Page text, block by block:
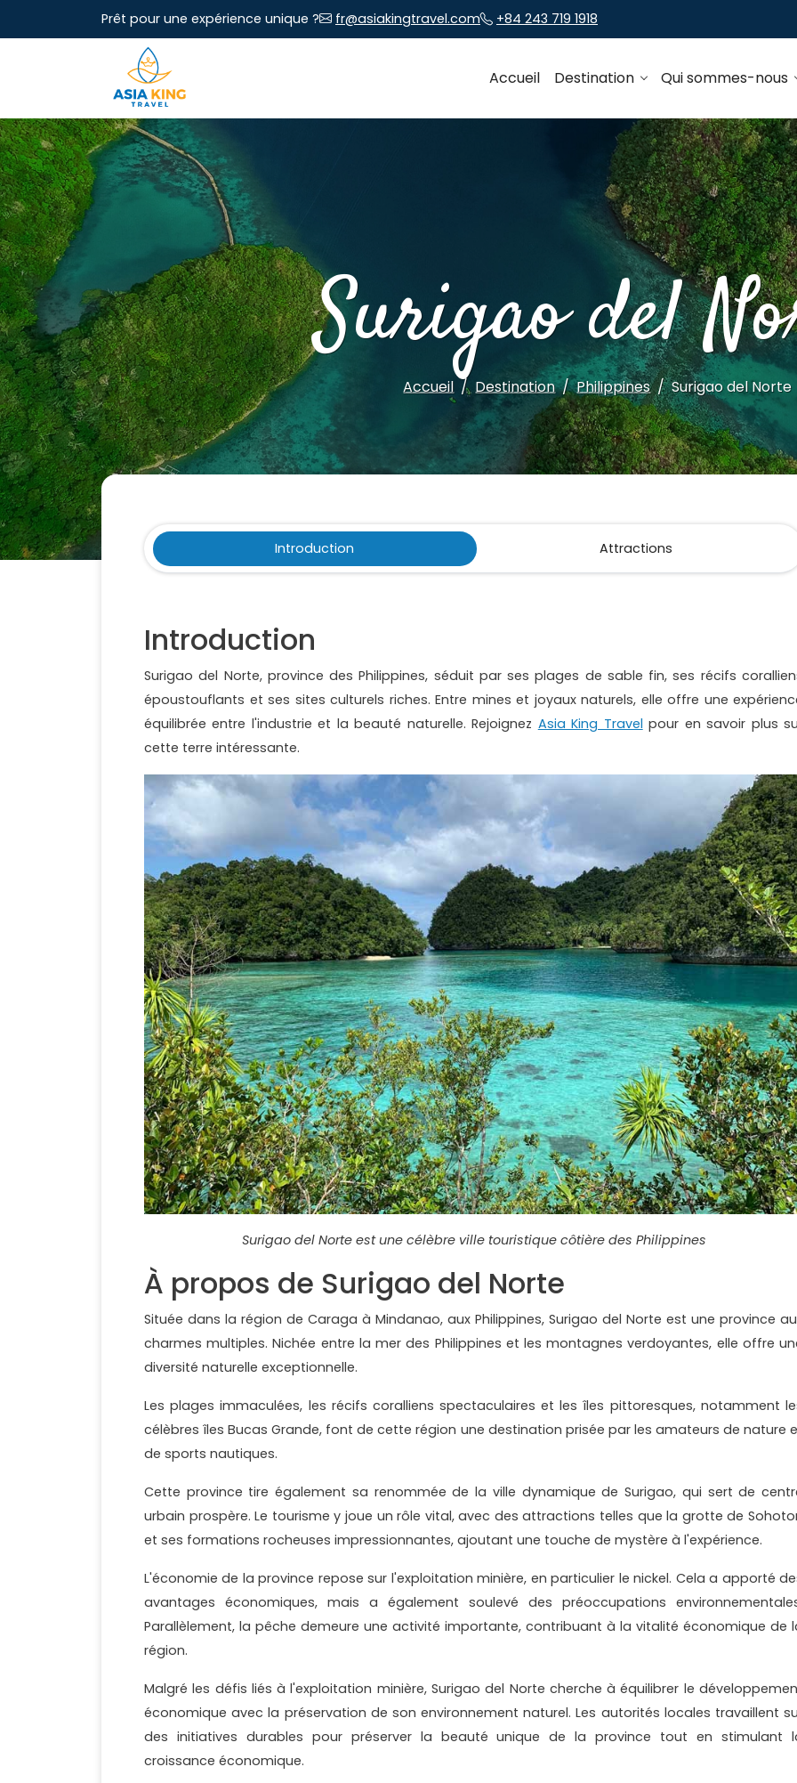
Prêt pour une expérience unique ? fr@asiakingtravel.com +84 243 719 1918
Accueil Destination Qui sommes-nous
Surigao del
Accueil Destination Philippines Surigao del Norte
Introduction Attractions
Introduction
Surigao del Norte, province des Philippines, séduit par ses plages de sable fin, ses récifs
époustouflants et ses sites culturels riches. Entre mines et joyaux naturels, elle offre une
équilibrée entre l'industrie et la beauté naturelle. Rejoignez Asia King Travel pour en savoir plus
cette terre intéressante.
Surigao del Norte est une célèbre ville touristique côtière des Philippines
À propos de Surigao del Norte
Située dans la région de Caraga à Mindanao, aux Philippines, Surigao del Norte est une province
charmes multiples. Nichée entre la mer des Philippines et les montagnes verdoyantes, elle offre
diversité naturelle exceptionnelle.
Les plages immaculées, les récifs coralliens spectaculaires et les îles pittoresques, notamment
célèbres îles Bucas Grande, font de cette région une destination prisée par les amateurs de nature
de sports nautiques.
Cette province tire également sa renommée de la ville dynamique de Surigao, qui sert de
urbain prospère. Le tourisme y joue un rôle vital, avec des attractions telles que la grotte de
et ses formations rocheuses impressionnantes, ajoutant une touche de mystère à l'expérience.
L'économie de la province repose sur l'exploitation minière, en particulier le nickel. Cela a apporté
avantages économiques, mais a également soulevé des préoccupations
Parallèlement, la pêche demeure une activité importante, contribuant à la vitalité économique de
région.
Malgré les défis liés à l'exploitation minière, Surigao del Norte cherche à équilibrer le
économique avec la préservation de son environnement naturel. Les autorités locales travaillent
des initiatives durables pour préserver la beauté unique de la province tout en stimulant
croissance économique.